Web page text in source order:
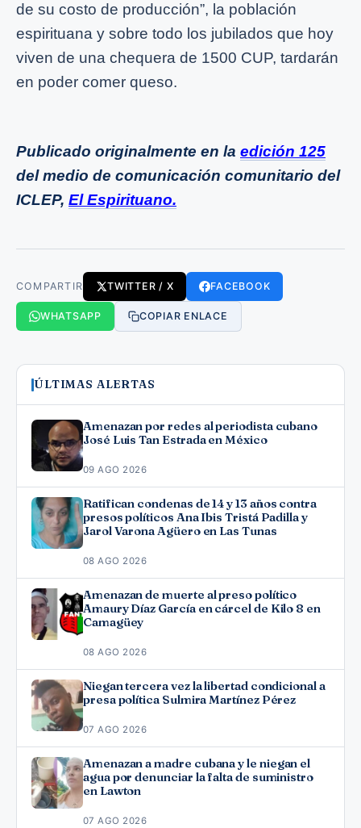
de su costo de producción”, la población
espirituana y sobre todo los jubilados que hoy
viven de una chequera de 1500 CUP, tardarán
en poder comer queso.
Publicado originalmente en la edición 125
del medio de comunicación comunitario del
ICLEP, El Espirituano.
COMPARTIR TWITTER / X FACEBOOK
WHATSAPP COPIAR ENLACE
ÚLTIMAS ALERTAS
Amenazan por redes al periodista cubano
José Luis Tan Estrada en México
09 AGO 2026
Ratifican condenas de 14 y 13 años contra
presos políticos Ana Ibis Tristá Padilla y
Jarol Varona Agüero en Las Tunas
08 AGO 2026
Amenazan de muerte al preso político
Amaury Díaz García en cárcel de Kilo 8 en
Camagüey
08 AGO 2026
Niegan tercera vez la libertad condicional a
presa política Sulmira Martínez Pérez
07 AGO 2026
Amenazan a madre cubana y le niegan el
agua por denunciar la falta de suministro
en Lawton
07 AGO 2026